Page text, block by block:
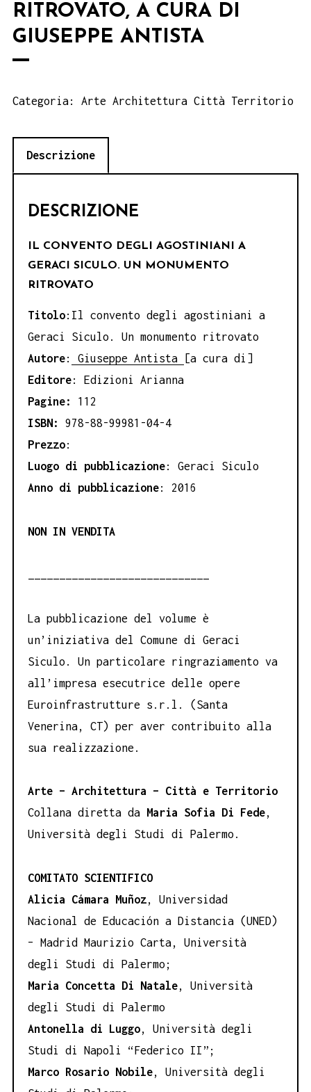
RITROVATO, A CURA DI
GIUSEPPE ANTISTA
Categoria: Arte Architettura Città Territorio
Descrizione
DESCRIZIONE
IL CONVENTO DEGLI AGOSTINIANI A
GERACI SICULO. UN MONUMENTO
RITROVATO
Titolo:Il convento degli agostiniani a
Geraci Siculo. Un monumento ritrovato
Autore: Giuseppe Antista
[a cura di]
Editore: Edizioni Arianna
Pagine:
112
ISBN:
978-88-99981-04-4
Prezzo:
Luogo di pubblicazione: Geraci Siculo
Anno di pubblicazione: 2016
NON IN VENDITA
La pubblicazione del volume è
un’iniziativa del Comune di Geraci
Siculo. Un particolare ringraziamento va
all’impresa esecutrice delle opere
Euroinfrastrutture s.r.l. (Santa
Venerina, CT) per aver contribuito alla
sua realizzazione.
Arte – Architettura – Città e Territorio
Collana diretta da Maria Sofia Di Fede,
Università degli Studi di Palermo.
COMITATO SCIENTIFICO
Alicia Cámara Muñoz , Universidad
Nacional de Educación a Distancia (UNED)
– Madrid Maurizio Carta, Università
degli Studi di Palermo;
Maria Concetta Di Natale , Università
degli Studi di Palermo
Antonella di Luggo , Università degli
Studi di Napoli “Federico II”;
Marco Rosario Nobile , Università degli